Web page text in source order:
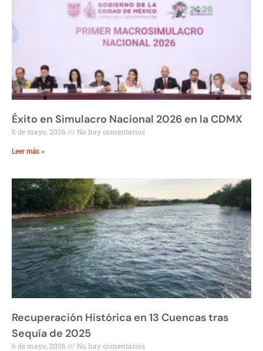
Éxito en Simulacro Nacional 2026 en la CDMX
6 de mayo, 2026 No hay comentarios
Leer más »
Recuperación Histórica en 13 Cuencas tras
Sequía de 2025
6 de mayo, 2026 No hay comentarios